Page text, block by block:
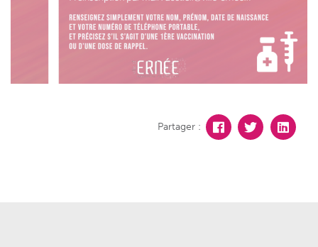
Partager :